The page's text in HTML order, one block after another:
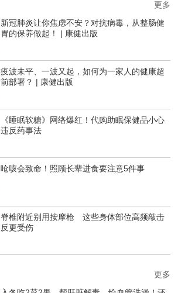
新冠肺炎让你焦虑不安？对抗病毒，从整肠健
胃的保养做起！ | 康健出版
疫波未平、一波又起，如何为一家人的健康超
前部署？ | 康健出版
《睡眠软糖》网络爆红！代购助眠保健品小心
违反药事法
呛咳会致命！照顾长辈进食要注意5件事
脊椎附近别用按摩枪 这些身体部位高频敲击
反更受伤
更多
更多